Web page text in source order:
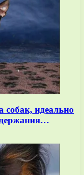
идеально